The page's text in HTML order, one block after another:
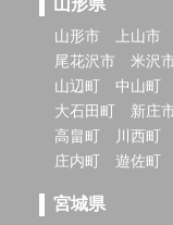
山形市 上山市
尾花沢市
米沢
山辺町
中山町
大石田町
新庄
高畠町
川西町
庄内町
遊佐町
宮城県